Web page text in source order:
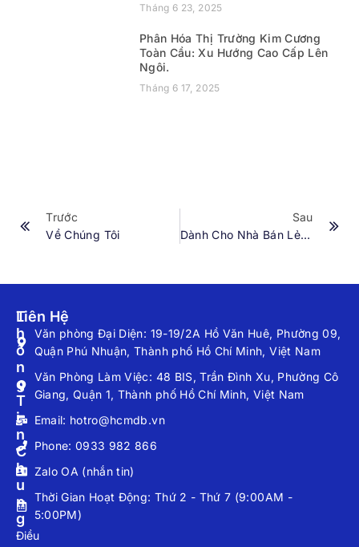
Tháng 6 23, 2025
Phân Hóa Thị Trường Kim Cương
Toàn Cầu: Xu Hướng Cao Cấp Lên
Ngôi.
Tháng 6 17, 2025
Trước
Về Chúng Tôi
Sau
Dành Cho Nhà Bán Lẻ Kim Cương.
T
H
Ô
N
G
T
I
N
C
H
U
N
G
Điều
Liên Hệ
Văn phòng Đại Diện: 19-19/2A Hồ Văn Huê, Phường 09,
Quận Phú Nhuận, Thành phố Hồ Chí Minh, Việt Nam
Văn Phòng Làm Việc: 48 BIS, Trần Đình Xu, Phường Cô
Giang, Quận 1, Thành phố Hồ Chí Minh, Việt Nam
Email: hotro@hcmdb.vn
Phone: 0933 982 866
Zalo OA (nhắn tin)
Thời Gian Hoạt Động: Thứ 2 - Thứ 7 (9:00AM -
5:00PM)